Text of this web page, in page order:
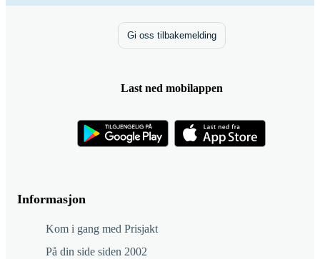
Informasjon
Kom i gang med Prisjakt
På din side siden 2002
Gi oss tilbakemelding
Last ned mobilappen